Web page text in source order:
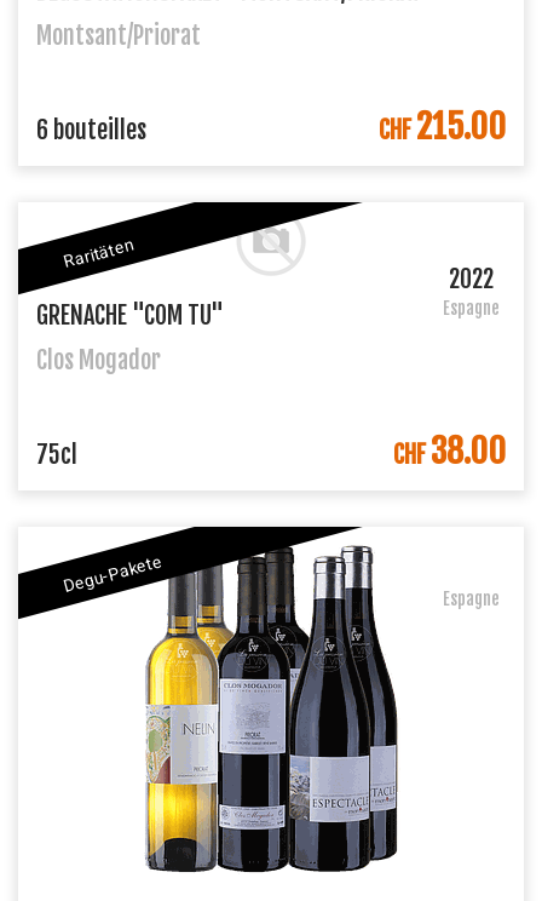
Montsant/Priorat
DANS LE PANIER
6 bouteilles CHF215.00
Raritäten
2022
Espagne
GRENACHE "COM TU"
Clos Mogador
DANS LE PANIER
75cl CHF38.00
Degu-Pakete
Espagne